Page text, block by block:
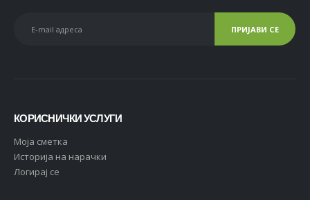
КОРИСНИЧКИ УСЛУГИ
Moja сметка
Историја на нарачки
Логирај се